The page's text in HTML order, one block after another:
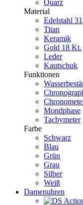
Quarz
Material
Edelstahl
Titan
Keramik
Gold 18 Kt.
Leder
Kautschuk
Funktionen
Mondphase
Tachymeter
Farbe
Schwarz
Blau
Grün
Grau
Silber
Weiß
Damenuhren